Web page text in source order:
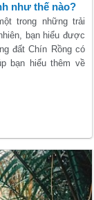
như thế nào?
trong những trải
bạn hiểu được
đất Chín Rồng có
bạn hiểu thêm về